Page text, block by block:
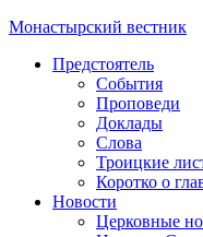
Монастырский вестник
Предстоятель
События
Проповеди
Доклады
Слова
Троицкие
Коротко о
Новости
Церковные